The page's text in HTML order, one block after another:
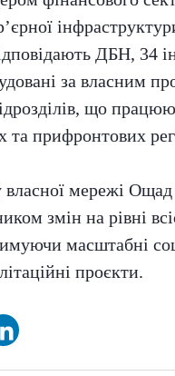
ДБН, 34
за власним
що
та прифронтових
мережі Ощад
змін на рівні
масштабні
проєкти.